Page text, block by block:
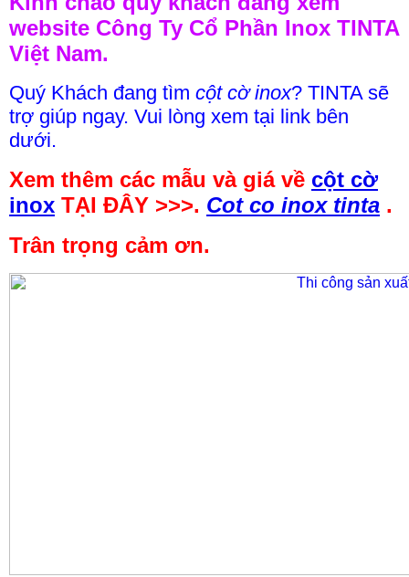
website Công Ty Cổ Phần Inox TINTA
Việt Nam.
Quý Khách đang tìm cột cờ inox? TINTA sẽ
trợ giúp ngay. Vui lòng xem tại link bên
dưới.
Xem thêm các mẫu và giá về cột cờ
inox TẠI ĐÂY >>>. Cot co inox tinta .
Trân trọng cảm ơn.